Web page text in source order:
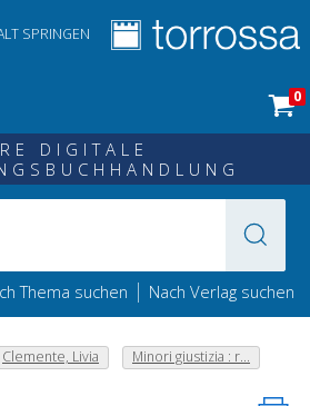
SPRINGEN
0
DIGITALE
Thema suchen | Nach Verlag suchen
Clemente, Livia Minori giustizia : r...